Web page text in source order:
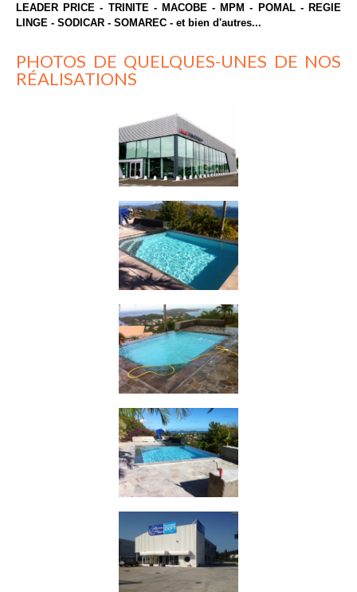
LEADER PRICE - TRINITE - MACOBE - MPM - POMAL - REGIE
LINGE - SODICAR - SOMAREC - et bien d'autres...
PHOTOS DE QUELQUES-UNES DE NOS
RÉALISATIONS